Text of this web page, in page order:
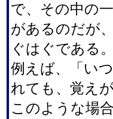
で、その中の
があるのだが
ぐはぐである。
例えば、「い
れても、覚えが
このような場